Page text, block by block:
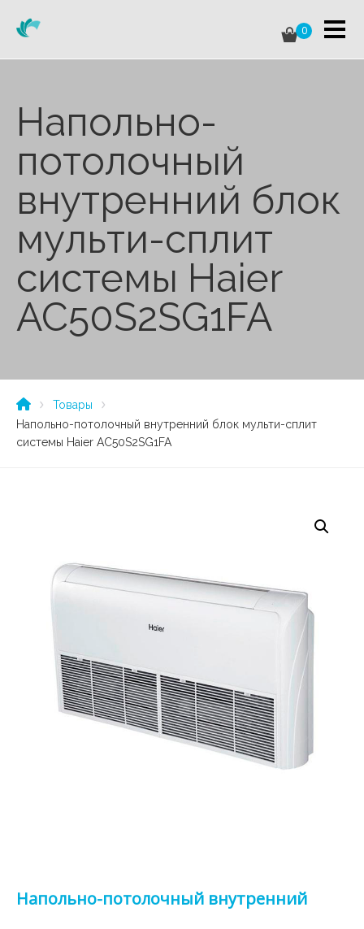
0
Напольно-
потолочный
внутренний блок
мульти-сплит
системы Haier
AC50S2SG1FA
Товары
Напольно-потолочный внутренний блок мульти-сплит
системы Haier AC50S2SG1FA
Напольно-потолочный внутренний